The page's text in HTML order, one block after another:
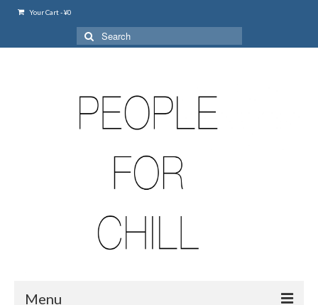
Your Cart-¥0
Search
for:
Menu